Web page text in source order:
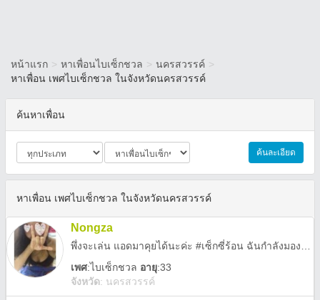
หน้าแรก > หาเพื่อนไบเซ็กชวล > นครสวรรค์ >
หาเพื่อน เพศไบเซ็กชวล ในจังหวัดนครสวรรค์
ค้นหาเพื่อน
ค้นละเอียด
หาเพื่อน เพศไบเซ็กชวล ในจังหวัดนครสวรรค์
Nongza
เพศ:ไบเซ็กชวล อายุ:33
จังหวัด: นครสวรรค์